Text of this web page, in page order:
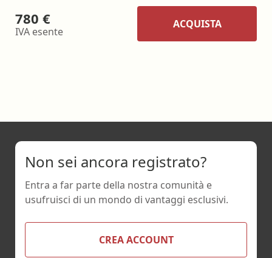
780 €
IVA esente
ACQUISTA
Non sei ancora registrato?
Entra a far parte della nostra comunità e
usufruisci di un mondo di vantaggi esclusivi.
CREA ACCOUNT